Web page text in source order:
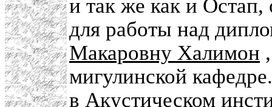
и так же как и
для работы над
Макаровну Халимон
мигулинской
в Акустическом